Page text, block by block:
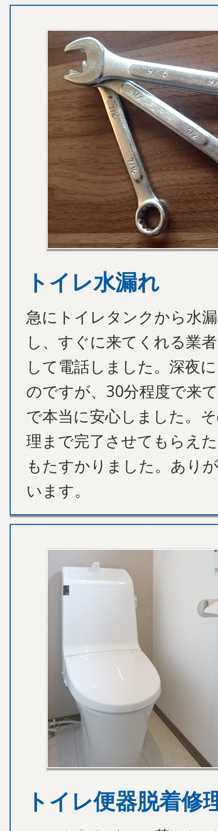
トイレ水漏れ
急にトイレタンクから水
し、すぐに来てくれる業
して電話しました。深夜
のですが、30分程度で来
で本当に安心しました。
理まで完了させてもらえ
もたすかりました。あり
います。
トイレ便器脱着修